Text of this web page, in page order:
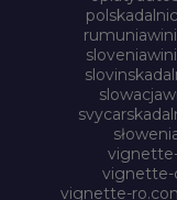
vignette-
vignette-